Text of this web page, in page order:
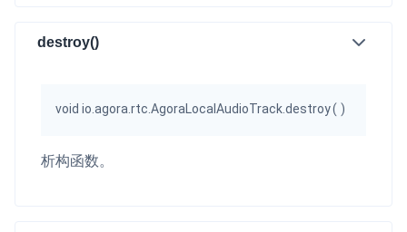
destroy()
void io.agora.rtc.AgoraLocalAudioTrack.destroy( )
析构函数。